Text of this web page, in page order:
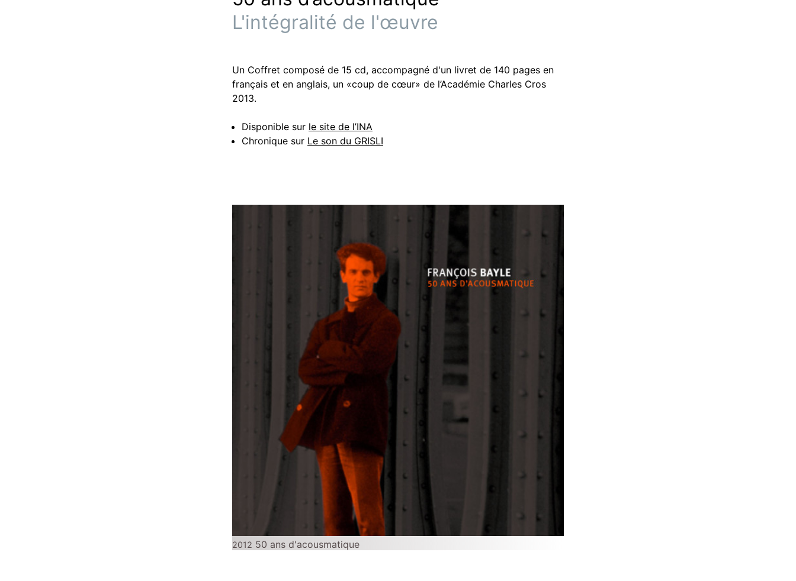
L'intégralité de l'œuvre
Un Coffret composé de 15 cd, accompagné d'un livret de 140 pages en
français et en anglais, un «coup de cœur» de l’Académie Charles Cros
2013.
Disponible sur le site de l’INA
Chronique sur Le son du GRISLI
2012 50 ans d'acousmatique